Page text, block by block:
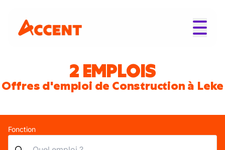
2 EMPLOIS
Offres d'emploi de Construction à Leke
Fonction